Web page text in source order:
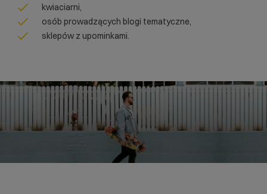
kwiaciarni,
osób prowadzących blogi tematyczne,
sklepów z upominkami.